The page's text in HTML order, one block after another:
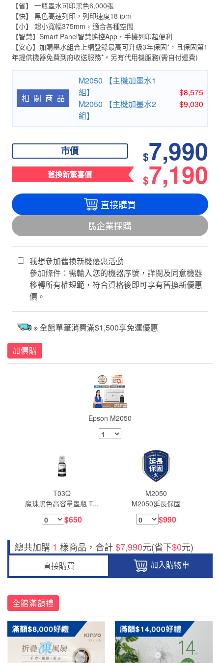
【省】 一瓶墨水可印黑色6,000張
【快】 黑色高速列印，列印速度18 ipm
【小】 超小寬幅375mm，適合各種空間
【智慧】Smart Panel智慧遙控App，手機列印超便利
【安心】加購墨水組合上網登錄最高可升級3年保固*，且保固第1
年提供機器免費到府收送服務*。另有代用機服務(需自付運費)
相關商品
M2050 【主機加墨水1
組】
M2050 【主機加墨水2
組】
$8,575
$9,030
市價 $7,990
舊換新驚喜價 $7,190
直接購買
企業採購
我想參加舊換新機優惠活動
參加條件：需輸入您的機器序號，詳閱及同意機器
移轉所有權規範，符合資格後即可享有舊換新優惠
價。
※ 全館單筆消費滿$1,500享免運優惠
加價購
Epson M2050
T03Q
魔珠黑色高容量墨瓶 T...
$650
M2050
M2050延長保固
$990
總共加購 1 樣商品，合計$7,990元(省下$0元)
直接購買 加入購物車
全館滿額禮